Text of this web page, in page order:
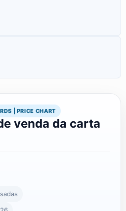
| PRICE CHART
venda da carta